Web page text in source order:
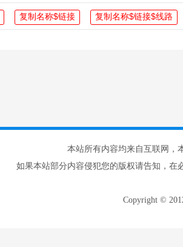
本站所有内容均来自互联网，
如果本站部分内容侵犯您的版权请告知，在
Copyright ©